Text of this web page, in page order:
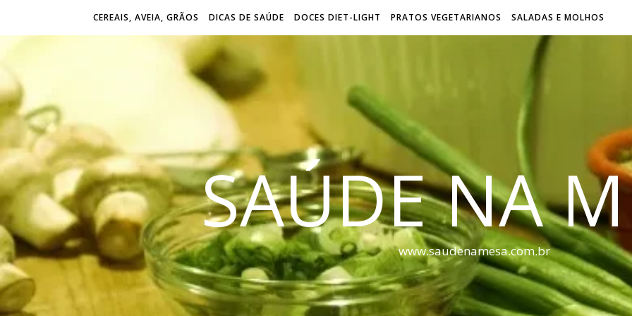
CEREAIS, AVEIA, GRÃOS DICAS DE SAÚDE DOCES DIET-LIGHT PRATOS VEGETARIANOS SALADAS E MOLHOS
SAÚDE NA
www.saudenamesa.com.br